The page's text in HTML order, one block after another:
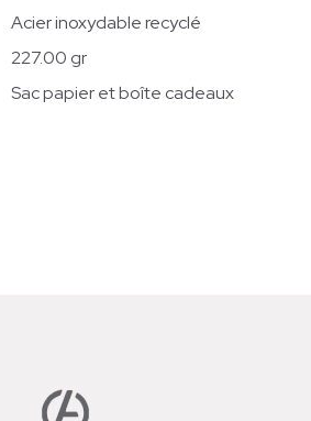
Acier inoxydable recyclé
227.00 gr
Sac papier et boîte cadeaux